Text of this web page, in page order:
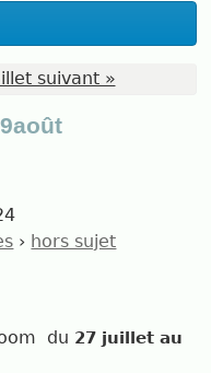
suivant »
› hors sujet
du 27 juillet au